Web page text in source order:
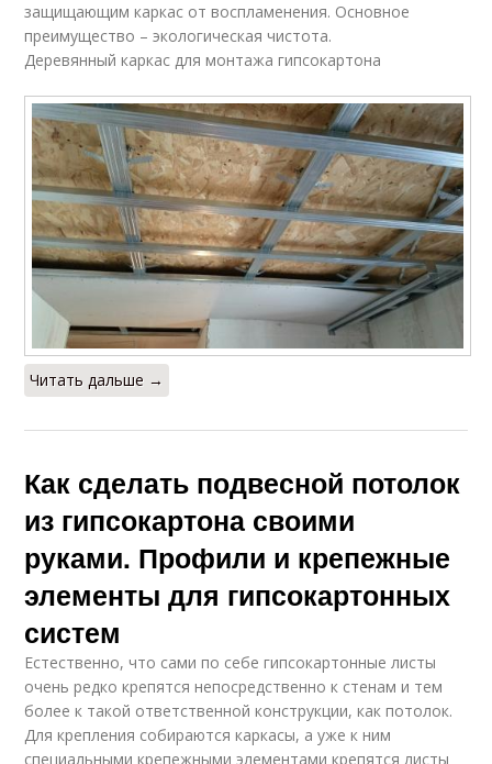
защищающим каркас от воспламенения. Основное
преимущество – экологическая чистота.
Деревянный каркас для монтажа гипсокартона
Читать дальше →
Как сделать подвесной потолок
из гипсокартона своими
руками. Профили и крепежные
элементы для гипсокартонных
систем
Естественно, что сами по себе гипсокартонные листы
очень редко крепятся непосредственно к стенам и тем
более к такой ответственной конструкции, как потолок.
Для крепления собираются каркасы, а уже к ним
специальными крепежными элементами крепятся листы